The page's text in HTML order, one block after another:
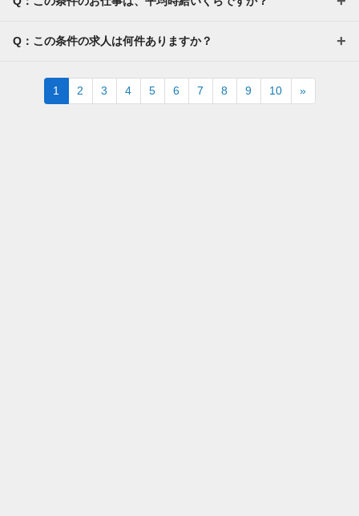
Q：この条件の求人は何件ありますか？
1 2 3 4 5 6 7 8 9 10 »Next